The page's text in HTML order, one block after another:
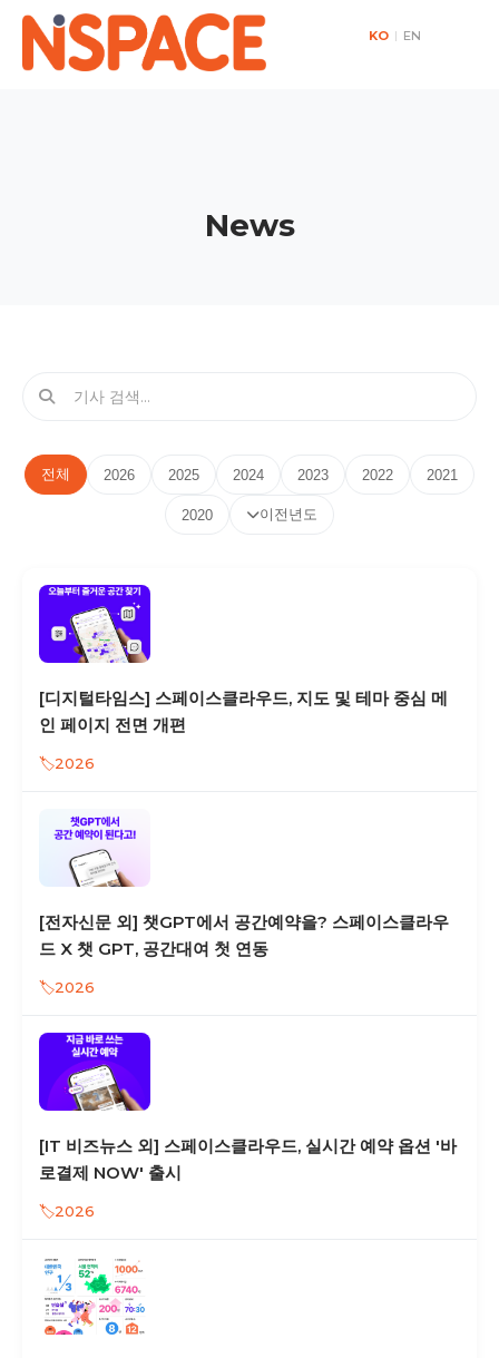
KO | EN
News
전체 2026 2025 2024 2023 2022 2021
2020 이전년도
[디지털타임스] 스페이스클라우드, 지도 및 테마 중심 메
인 페이지 전면 개편
2026
[전자신문 외] 챗GPT에서 공간예약을? 스페이스클라우
드 X 챗 GPT, 공간대여 첫 연동
2026
[IT 비즈뉴스 외] 스페이스클라우드, 실시간 예약 옵션 '바
로결제 NOW' 출시
2026